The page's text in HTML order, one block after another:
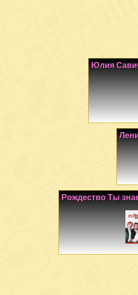
Юлия
Рождество Ты